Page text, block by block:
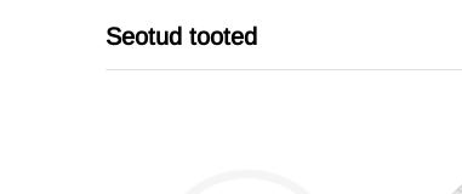
Seotud tooted